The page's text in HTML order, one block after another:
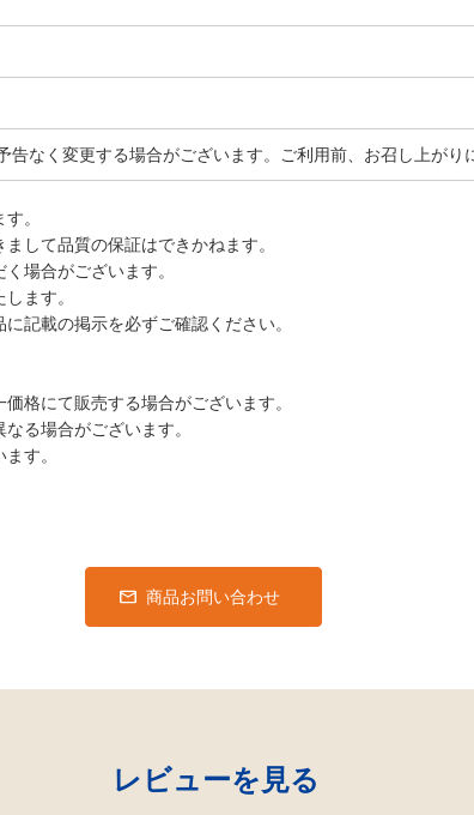
なく変更する場合がございます。ご利用前、お召し上がり
。
して品質の保証はできかねます。
場合がございます。
ます。
記載の掲示を必ずご確認ください。
格にて販売する場合がございます。
る場合がございます。
す。
商品お問い合わせ
レビューを見る